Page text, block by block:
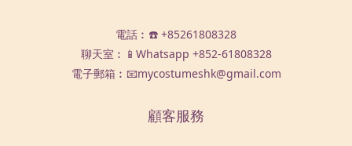
電話︰☎️ +85261808328
聊天室︰📱Whatsapp +852-61808328
電子郵箱︰📧mycostumeshk@gmail.com
顧客服務